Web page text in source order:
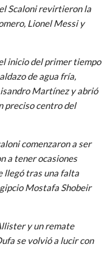
Scaloni revirtieron la
Lionel Messi y
inicio del primer tiempo
de agua fría,
Martínez y abrió
preciso centro del
comenzaron a ser
a tener ocasiones
llegó tras una falta
Mostafa Shobeir
y un remate
se volvió a lucir con